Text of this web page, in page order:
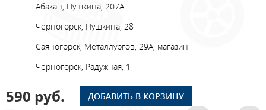
Абакан, Пушкина, 207А
Черногорск, Пушкина, 28
Саяногорск, Металлургов, 29А, магазин
Черногорск, Радужная, 1
590 руб. ДОБАВИТЬ В КОРЗИНУ